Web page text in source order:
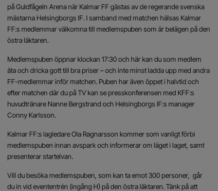
på Guldfågeln Arena när Kalmar FF gästas av de regerande svenska
mästarna Helsingborgs IF. I samband med matchen hälsas Kalmar
FF:s medlemmar välkomna till medlemspuben som är belägen på den
östra läktaren.
Medlemspuben öppnar klockan 17:30 och här kan du som medlem
äta och dricka gott till bra priser – och inte minst ladda upp med andra
FF-medlemmar inför matchen. Puben har även öppet i halvtid och
efter matchen där du på TV kan se presskonferensen med KFF:s
huvudtränare Nanne Bergstrand och Helsingborgs IF:s manager
Conny Karlsson.
Kalmar FF:s lagledare Ola Ragnarsson kommer som vanligt förbi
medlemspuben innan avspark och informerar om läget i laget, samt
presenterar startelvan.
Vill du besöka medlemspuben, som kan ta emot 300 personer, går
du in vid evententrén (ingång H) på den östra läktaren. Tänk på att